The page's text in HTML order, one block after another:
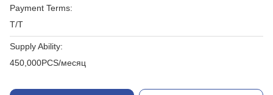
Payment Terms:
T/T
Supply Ability:
450,000PCS/месяц